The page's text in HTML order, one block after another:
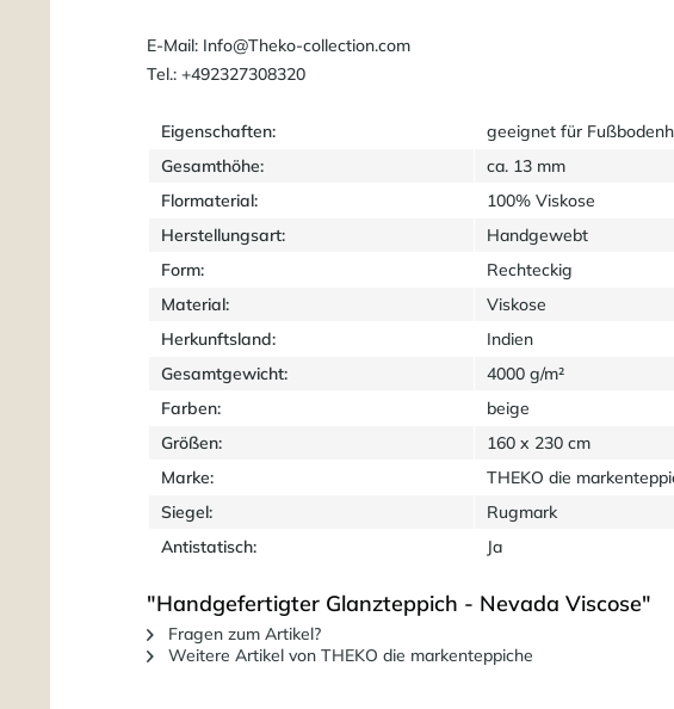
E-Mail: Info@Theko-collection.com
Tel.: +492327308320
Eigenschaften:
geeignet für
Gesamthöhe:
ca. 13 mm
Flormaterial:
100% Viskose
Herstellungsart:
Handgewebt
Form:
Rechteckig
Material:
Viskose
Herkunftsland:
Indien
Gesamtgewicht:
4000 g/m²
Farben:
beige
Größen:
160 x 230 cm
Marke:
THEKO die
Siegel:
Rugmark
Antistatisch:
Ja
"Handgefertigter Glanzteppich - Nevada Viscose"
Fragen zum Artikel?
Weitere Artikel von THEKO die markenteppiche